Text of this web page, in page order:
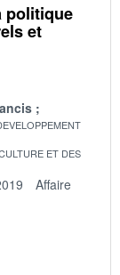
politique
et
ET DES
Affaire